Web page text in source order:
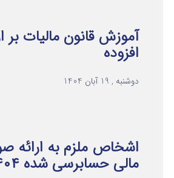
آموزش قانون مالیات بر
افزوده
دوشنبه , 19 آبان 1404
اشخاص ملزم به ارائه
مالی حسابرسی شده ۱۴۰۴